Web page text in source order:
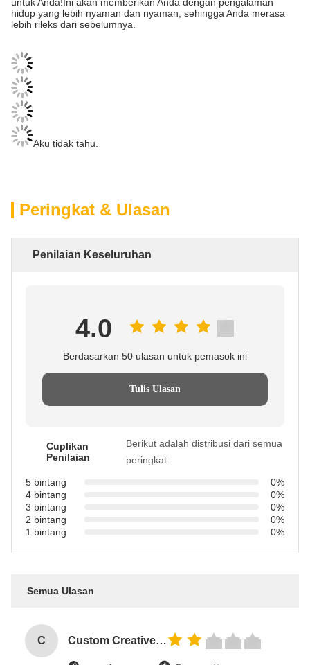
hidup yang lebih nyaman dan nyaman, sehingga Anda merasa
lebih rileks dari sebelumnya.
Aku tidak tahu.
Peringkat & Ulasan
Penilaian Keseluruhan
4.0
Berdasarkan 50 ulasan untuk pemasok ini
Tulis Ulasan
Cuplikan
Penilaian
Berikut adalah distribusi dari semua
peringkat
5 bintang
0%
4 bintang
0%
3 bintang
0%
2 bintang
0%
1 bintang
0%
Semua Ulasan
C Custom Creative Goodie Christmas Kraft Paper Gift Bag with Your Own Logo for Xmas Decorative Party